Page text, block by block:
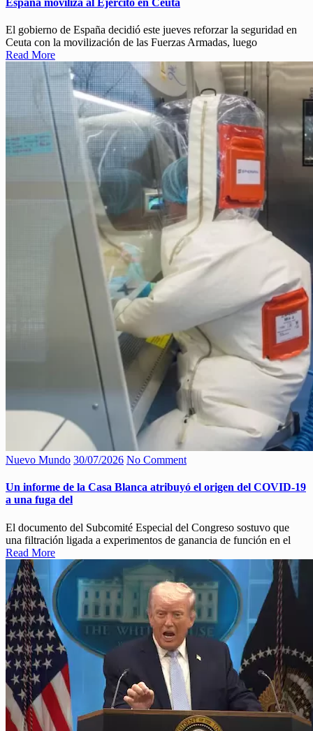
El gobierno de España decidió este jueves reforzar la seguridad en
Ceuta con la movilización de las Fuerzas Armadas, luego
Read More
Nuevo Mundo 30/07/2026 No Comment
Un informe de la Casa Blanca atribuyó el origen del COVID-19
a una fuga del
El documento del Subcomité Especial del Congreso sostuvo que
una filtración ligada a experimentos de ganancia de función en el
Read More